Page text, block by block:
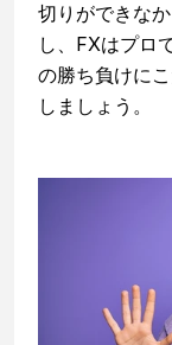
切りができな
し、FXはプロ
の勝ち負けに
しましょう。